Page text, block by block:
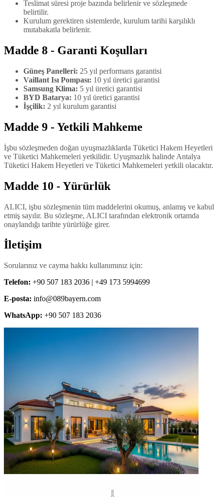
Teslimat süresi proje bazında belirlenir ve sözleşmede
belirtilir.
Kurulum gerektiren sistemlerde, kurulum tarihi karşılıklı
mutabakatla belirlenir.
Madde 8 - Garanti Koşulları
Güneş Panelleri: 25 yıl performans garantisi
Vaillant Isı Pompası: 10 yıl üretici garantisi
Samsung Klima: 5 yıl üretici garantisi
BYD Batarya: 10 yıl üretici garantisi
İşçilik: 2 yıl kurulum garantisi
Madde 9 - Yetkili Mahkeme
İşbu sözleşmeden doğan uyuşmazlıklarda Tüketici Hakem Heyetleri
ve Tüketici Mahkemeleri yetkilidir. Uyuşmazlık halinde Antalya
Tüketici Hakem Heyetleri ve Tüketici Mahkemeleri yetkili olacaktır.
Madde 10 - Yürürlük
ALICI, işbu sözleşmenin tüm maddelerini okumuş, anlamış ve kabul
etmiş sayılır. Bu sözleşme, ALICI tarafından elektronik ortamda
onaylandığı tarihte yürürlüğe girer.
İletişim
Sorularınız ve cayma hakkı kullanımınız için:
Telefon: +90 507 183 2036 | +49 173 5994699
E-posta: info@089bayern.com
WhatsApp: +90 507 183 2036